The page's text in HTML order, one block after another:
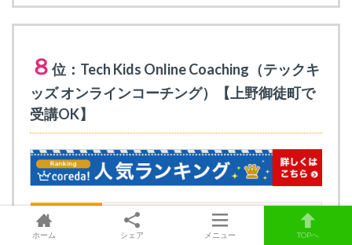
８ 位：Tech Kids Online Coaching（テックキ
ッズ オンラインコーチング）【上野御徒町で
受講OK】
対象年齢 小学1年生～中学3年生
ホーム シェア メニュー TOPへ